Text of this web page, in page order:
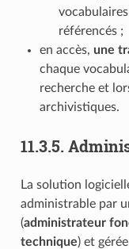
référencés ;
en accès, une
chaque
recherche et
archivistiques.
11.3.5.
La solution
administrable par
(administrateur
technique) et